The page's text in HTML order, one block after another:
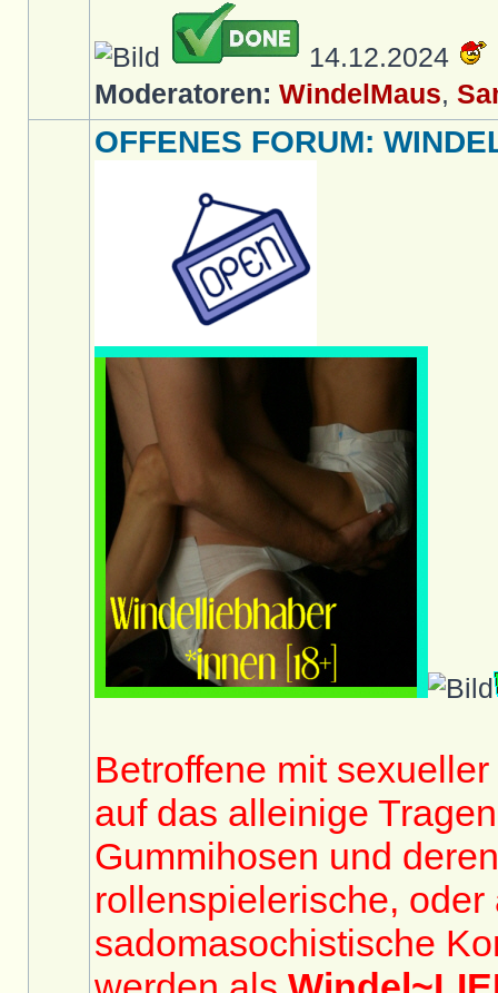
14.12.2024
Moderatoren: WindelMaus,
OFFENES FORUM:
Betroffene mit
auf das alleinige
Gummihosen und
rollenspielerische, oder
sadomasochistische